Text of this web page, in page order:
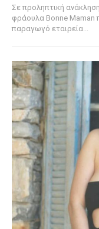
Σε προληπτική
φράουλα Bonne Maman
παραγωγό εταιρεία...